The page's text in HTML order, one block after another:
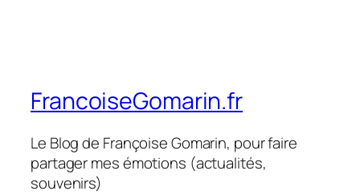
FrancoiseGomarin.fr
Le Blog de Françoise Gomarin, pour faire
partager mes émotions (actualités,
souvenirs)